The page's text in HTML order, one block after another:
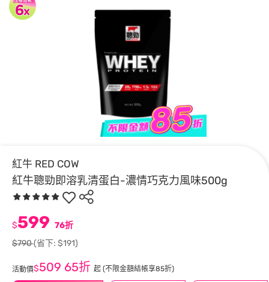
紅牛 RED COW
紅牛聰勁即溶乳清蛋白-濃情巧克力風味500g
$599 76折
$790(省下: $191)
活動價$509 65折 起 (不限金額結帳享85折)